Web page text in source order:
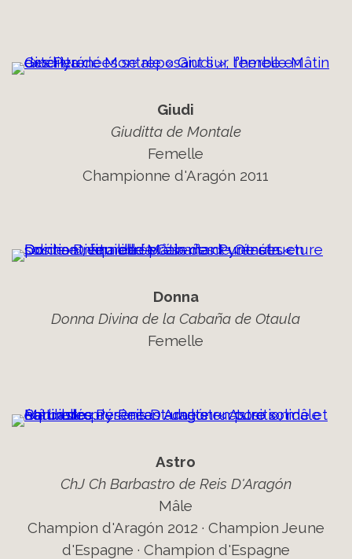
Giudi
Giuditta de Montale
Femelle
Championne d'Aragón 2011
Donna
Donna Divina de la Cabaña de Otaula
Femelle
Astro
ChJ Ch Barbastro de Reis D'Aragón
Mâle
Champion d'Aragón 2012 · Champion Jeune
d'Espagne · Champion d'Espagne